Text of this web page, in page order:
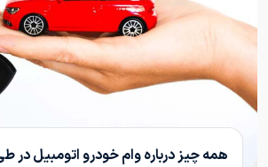
همه چیز درباره وام خودرو اتومبیل